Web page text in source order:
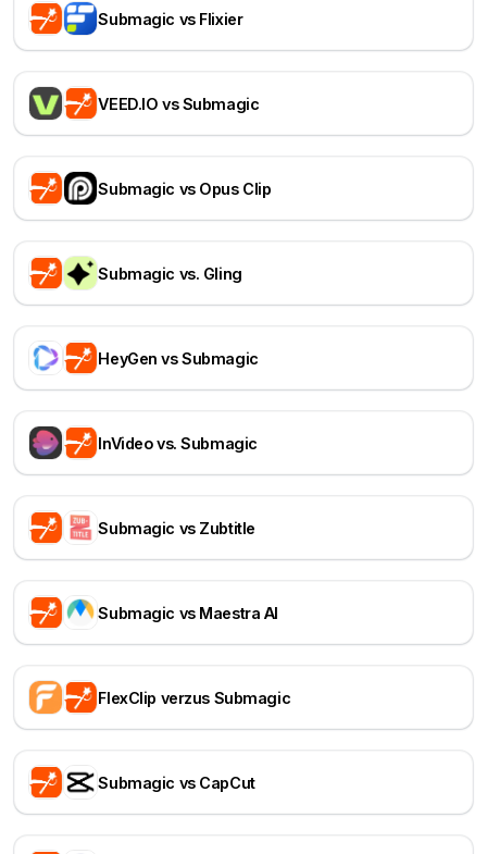
Submagic vs Flixier
VEED.IO vs Submagic
Submagic vs Opus Clip
Submagic vs. Gling
HeyGen vs Submagic
InVideo vs. Submagic
Submagic vs Zubtitle
Submagic vs Maestra AI
FlexClip verzus Submagic
Submagic vs CapCut